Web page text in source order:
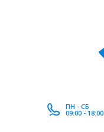
ПН - СБ
09:00 - 18:00